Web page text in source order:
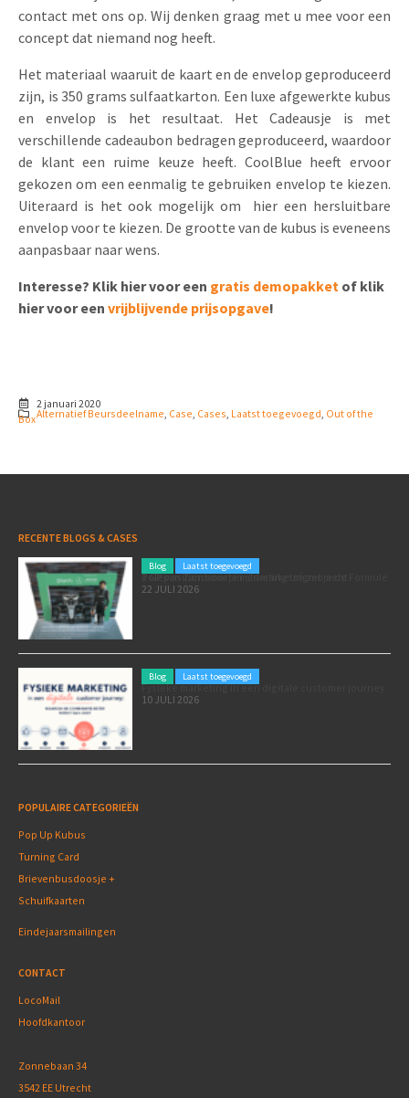
contact met ons op. Wij denken graag met u mee voor een
concept dat niemand nog heeft.
Het materiaal waaruit de kaart en de envelop geproduceerd
zijn, is 350 grams sulfaatkarton. Een luxe afgewerkte kubus
en envelop is het resultaat. Het Cadeausje is met
verschillende cadeaubon bedragen geproduceerd, waardoor
de klant een ruime keuze heeft. CoolBlue heeft ervoor
gekozen om een eenmalig te gebruiken envelop te kiezen.
Uiteraard is het ook mogelijk om hier een hersluitbare
envelop voor te kiezen. De grootte van de kubus is eveneens
aanpasbaar naar wens.
Interesse? Klik hier voor een gratis demopakket of klik
hier voor een vrijblijvende prijsopgave!
2 januari 2020
Alternatief Beursdeelname, Case, Cases, Laatst toegevoegd, Out of the
Box
RECENTE BLOGS & CASES
Blog Laatst toegevoegd
Poleposition voor je marketing: zó zet je de Formule 1 GP van Zandvoort in als marketingmoment
22 JULI 2026
Blog Laatst toegevoegd
Fysieke marketing in een digitale customer journey
10 JULI 2026
POPULAIRE CATEGORIEËN
Pop Up Kubus
Turning Card
Brievenbusdoosje +
Schuifkaarten
Eindejaarsmailingen
CONTACT
LocoMail
Hoofdkantoor
Zonnebaan 34
3542 EE Utrecht